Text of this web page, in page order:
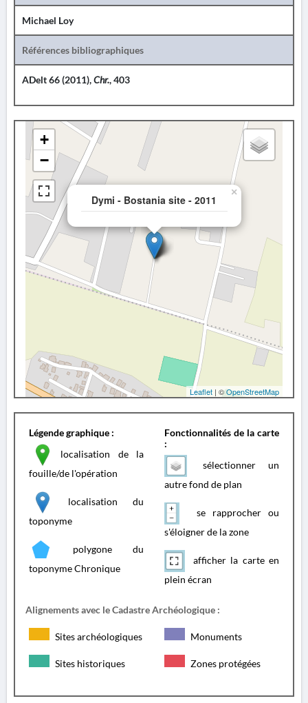
Michael Loy
Références bibliographiques
ADelt 66 (2011),Chr., 403
Dymi - Bostania site - 2011
×
+
−
Leaflet | ©OpenStreetMap
Légende graphique :
localisation de la
fouille/de l'opération
localisation du
toponyme
polygone du
toponyme Chronique
Fonctionnalités de la carte
:
sélectionner un
autre fond de plan
se rapprocher ou
s'éloigner de la zone
afficher la carte en
plein écran
Alignements avec le Cadastre Archéologique :
Sites archéologiques Monuments
Sites historiques Zones protégées